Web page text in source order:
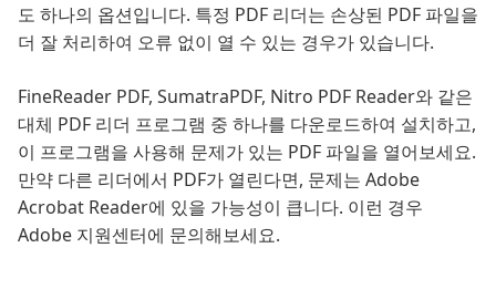
도 하나의 옵션입니다. 특정 PDF 리더는 손상된 PDF 파일을
더 잘 처리하여 오류 없이 열 수 있는 경우가 있습니다.
FineReader PDF, SumatraPDF, Nitro PDF Reader와 같은
대체 PDF 리더 프로그램 중 하나를 다운로드하여 설치하고,
이 프로그램을 사용해 문제가 있는 PDF 파일을 열어보세요.
만약 다른 리더에서 PDF가 열린다면, 문제는 Adobe
Acrobat Reader에 있을 가능성이 큽니다. 이런 경우
Adobe 지원센터에 문의해보세요.